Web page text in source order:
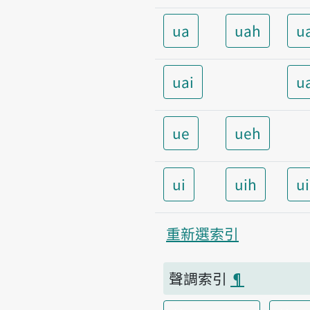
ua uah
uai
ue ueh
ui uih
重新選索引
聲調索引 ¶